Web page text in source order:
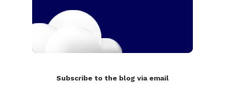
Subscribe to the blog via email